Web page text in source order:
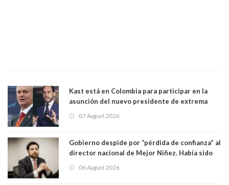
Kast está en Colombia para participar en la
asunción del nuevo presidente de extrema
07 August 2026
Gobierno despide por “pérdida de confianza” al
director nacional de Mejor Niñez. Había sido
06 August 2026